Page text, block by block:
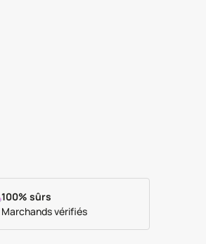
100% sûrs
Marchands vérifiés